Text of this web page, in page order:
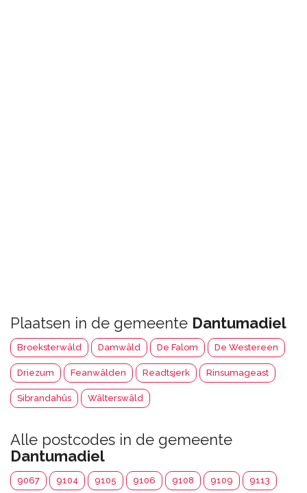
Plaatsen in de gemeente Dantumadiel
Broeksterwâld Damwâld De Falom De Westereen
Driezum Feanwâlden Readtsjerk Rinsumageast
Sibrandahûs Wâlterswâld
Alle postcodes in de gemeente
Dantumadiel
9067 9104 9105 9106 9108 9109 9113